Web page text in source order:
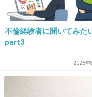
13. 匿名
私が148センチな
不倫経験者に聞いてみた
part3
2026年